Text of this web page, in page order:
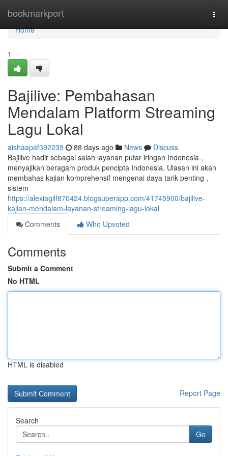
bookmarkport
Home
Home
1
Bajilive: Pembahasan
Mendalam Platform Streaming
Lagu Lokal
aishaapaf392239 88 days ago News
Discuss
Bajilive hadir sebagai salah layanan putar iringan Indonesia ,
menyajikan beragam produk pencipta Indonesia. Ulasan ini akan
membahas kajian komprehensif mengenai daya tarik penting ,
sistem
https://alexiagilf870424.blogsuperapp.com/41745900/bajilive-
kajian-mendalam-layanan-streaming-lagu-lokal
Comments
Who Upvoted
Comments
Submit a Comment
No HTML
HTML is disabled
Report Page
Search
Go